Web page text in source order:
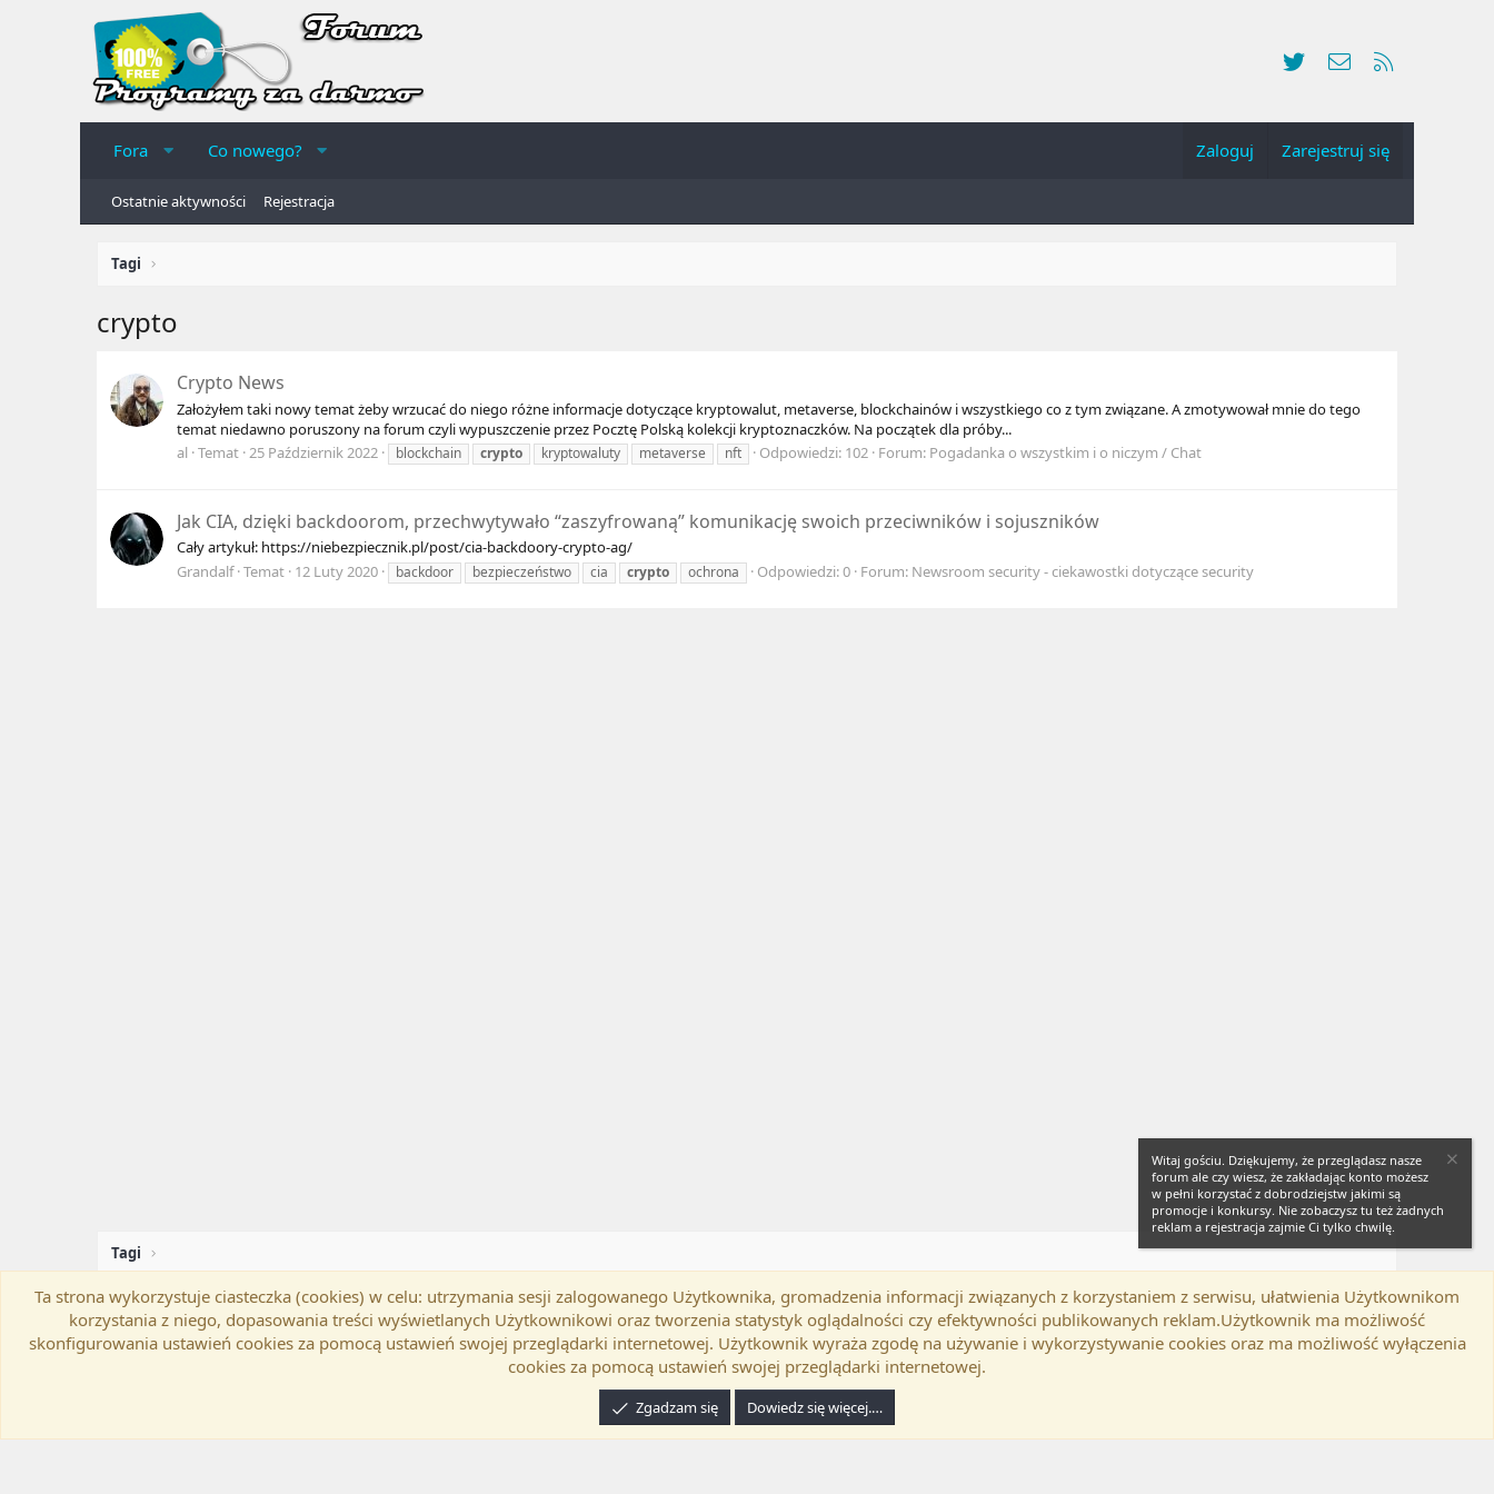
Twitter Kontakt
Fora Co nowego? Zaloguj Zarejestruj się
Ostatnie aktywności Rejestracja
Tagi
crypto
Crypto News
Założyłem taki nowy temat żeby wrzucać do niego różne informacje dotyczące kryptowalut, metaverse, blockchainów i wszystkiego co z tym związane. A zmotywował mnie do tego
temat niedawno poruszony na forum czyli wypuszczenie przez Pocztę Polską kolekcji kryptoznaczków. Na początek dla próby...
al Temat 25 Październik 2022 blockchain crypto kryptowaluty metaverse nft Odpowiedzi: 102 Forum: Pogadanka o wszystkim i o niczym / Chat
Jak CIA, dzięki backdoorom, przechwytywało “zaszyfrowaną” komunikację swoich przeciwników i sojuszników
Cały artykuł: https://niebezpiecznik.pl/post/cia-backdoory-crypto-ag/
Grandalf Temat 12 Luty 2020 backdoor bezpieczeństwo cia crypto ochrona Odpowiedzi: 0 Forum: Newsroom security - ciekawostki dotyczące security
Tagi
Flat Awesome + (Parent DO NOT EDIT) Zmień szerokość Polski (PL) Kontakt Regulamin Polityka prywatności Pomoc TwitterKontakt
RSS
Tłumaczenie wykonane przezprogramyzadarmo.net.pl
Witaj gościu. Dziękujemy, że przeglądasz nasze
forum ale czy wiesz, że zakładając konto możesz
w pełni korzystać z dobrodziejstw jakimi są
promocje i konkursy. Nie zobaczysz tu też żadnych
reklam a rejestracja zajmie Ci tylko chwilę.
Ta strona wykorzystuje ciasteczka (cookies) w celu: utrzymania sesji zalogowanego Użytkownika, gromadzenia informacji związanych z korzystaniem z serwisu, ułatwienia Użytkownikom
korzystania z niego, dopasowania treści wyświetlanych Użytkownikowi oraz tworzenia statystyk oglądalności czy efektywności publikowanych reklam.Użytkownik ma możliwość
skonfigurowania ustawień cookies za pomocą ustawień swojej przeglądarki internetowej. Użytkownik wyraża zgodę na używanie i wykorzystywanie cookies oraz ma możliwość wyłączenia
cookies za pomocą ustawień swojej przeglądarki internetowej.
Zgadzam się Dowiedz się więcej.…